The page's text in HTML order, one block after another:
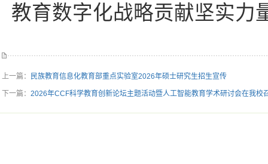
教育数字化战略贡献坚实力
上一篇： 民族教育信息化教育部重点实验室2026年硕士研究生招生宣传
下一篇： 2026年CCF科学教育创新论坛主题活动暨人工智能教育学术研讨会在我校